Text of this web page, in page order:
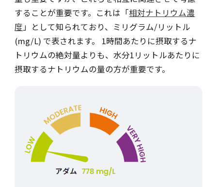
することが重要です。これは「相対ナトリウム濃
度 」として知られており、ミリグラム/リットル
(mg/L) で表されます。 1時間あたりに摂取するナ
トリウムの絶対量よりも、水分1リットルあたりに
摂取するナトリウムの量の方が重要です。